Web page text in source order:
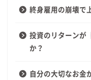
終身雇用の崩壊で
投資のリターンが
か？
自分の大切なお金